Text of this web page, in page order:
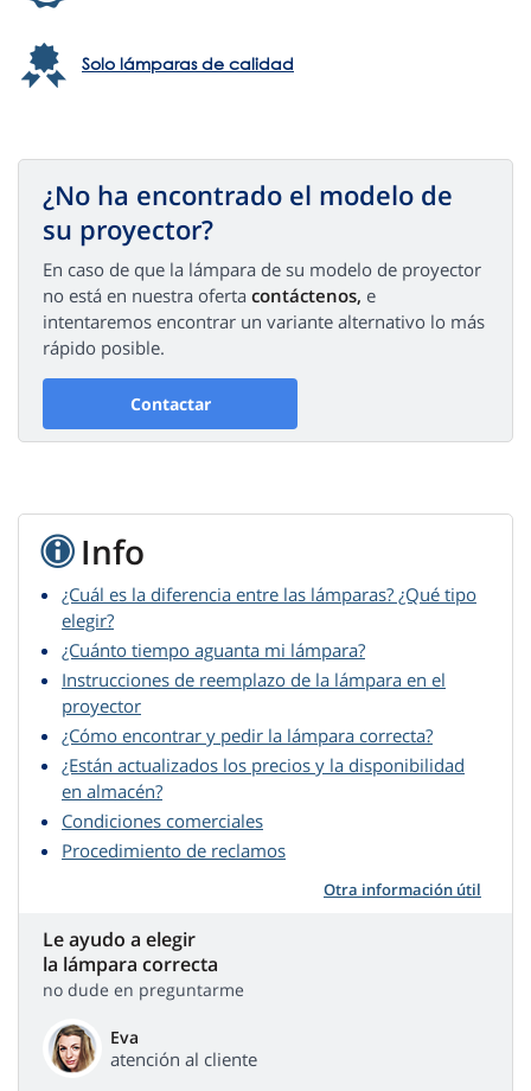
Solo lámparas de calidad
¿No ha encontrado el modelo de
su proyector?
En caso de que la lámpara de su modelo de proyector
no está en nuestra oferta contáctenos, e
intentaremos encontrar un variante alternativo lo más
rápido posible.
Contactar
Info
¿Cuál es la diferencia entre las lámparas? ¿Qué tipo
elegir?
¿Cuánto tiempo aguanta mi lámpara?
Instrucciones de reemplazo de la lámpara en el
proyector
¿Cómo encontrar y pedir la lámpara correcta?
¿Están actualizados los precios y la disponibilidad
en almacén?
Condiciones comerciales
Procedimiento de reclamos
Otra información útil
Le ayudo a elegir
la lámpara correcta
no dude en preguntarme
Eva
atención al cliente